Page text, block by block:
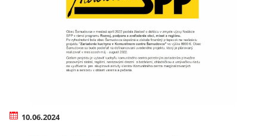
10.06.2024